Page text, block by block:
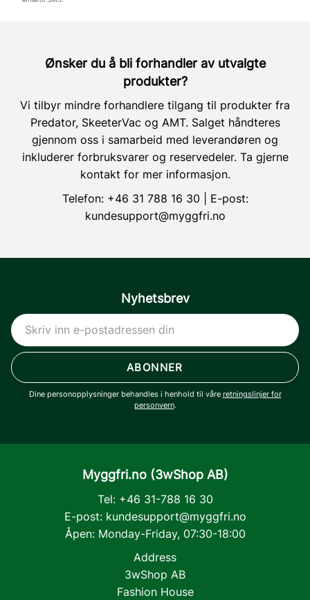
Ønsker du å bli forhandler av utvalgte
produkter?
Vi tilbyr mindre forhandlere tilgang til produkter fra
Predator, SkeeterVac og AMT. Salget håndteres
gjennom oss i samarbeid med leverandøren og
inkluderer forbruksvarer og reservedeler. Ta gjerne
kontakt for mer informasjon.
Telefon: +46 31 788 16 30 | E-post:
kundesupport@myggfri.no
Nyhetsbrev
ABONNER
Dine personopplysninger behandles i henhold til våre retningslinjer for
personvern.
Myggfri.no (3wShop AB)
Tel: +46 31-788 16 30
E-post: kundesupport@myggfri.no
Åpen: Monday-Friday, 07:30-18:00
Address
3wShop AB
Fashion House